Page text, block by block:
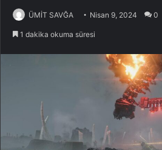
ÜMİT SAVĞA Nisan 9, 2024 0
1 dakika okuma süresi